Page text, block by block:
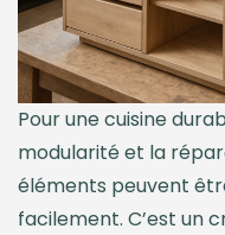
Pour une cuisine
modularité et la
éléments peuvent
facilement. C’est un